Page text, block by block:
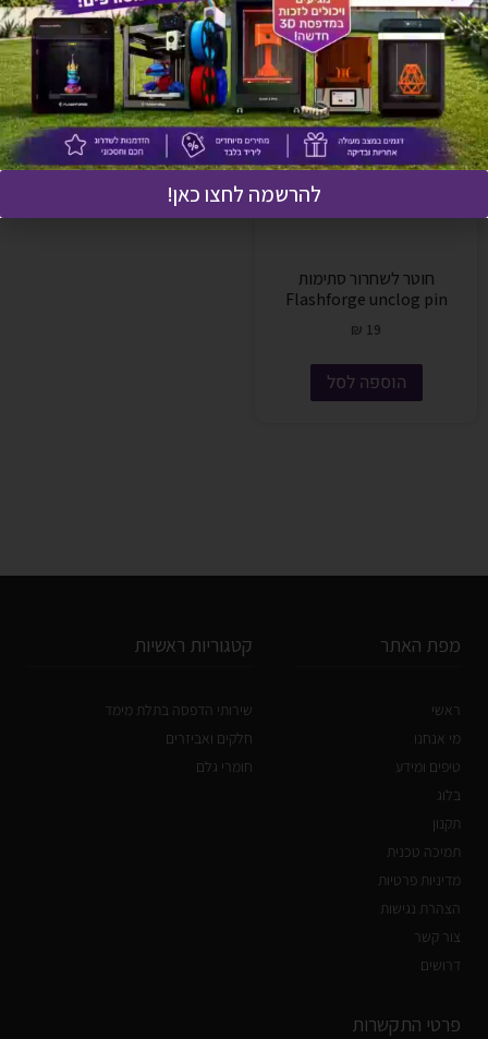
חוטר לשחרור סתימות
Flashforge unclog pin
₪ 19
הוספה לסל
מפת האתר
ראשי
מי אנחנו
טיפים ומידע
בלוג
תקנון
תמיכה טכנית
מדיניות פרטיות
הצהרת נגישות
צור קשר
דרושים
קטגוריות ראשיות
שירותי הדפסה בתלת מימד
חלקים ואביזרים
חומרי גלם
פרטי התקשרות
להרשמה לחצו כאן!